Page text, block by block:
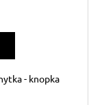
- knopka